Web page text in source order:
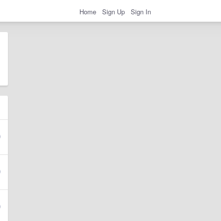
Home Sign Up Sign In